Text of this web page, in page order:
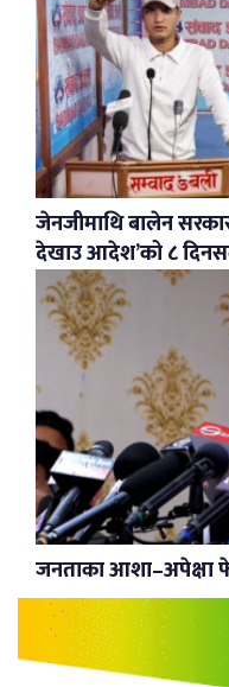
जेनजीमाथि बालेन
देखाउ आदेश’को ८
जनताका आशा–अपेक्षा